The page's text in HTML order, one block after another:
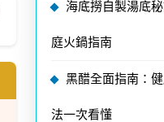
海底撈自製湯底
庭火鍋指南
黑醋全面指南：
法一次看懂